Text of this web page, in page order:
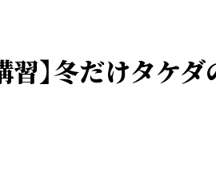
】冬だけタケ